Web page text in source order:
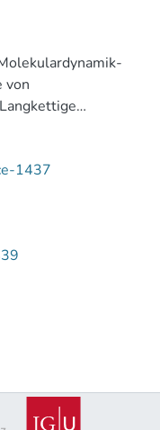
von
Die
den
Es
Methoden
für die
kurze Unterketten
vom
werden undsteht
in einem
1437